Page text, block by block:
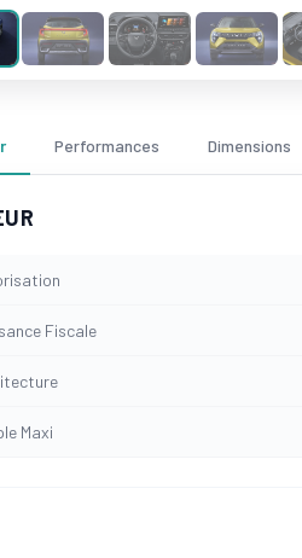
Performances Dimensions
Fiscale
Maxi